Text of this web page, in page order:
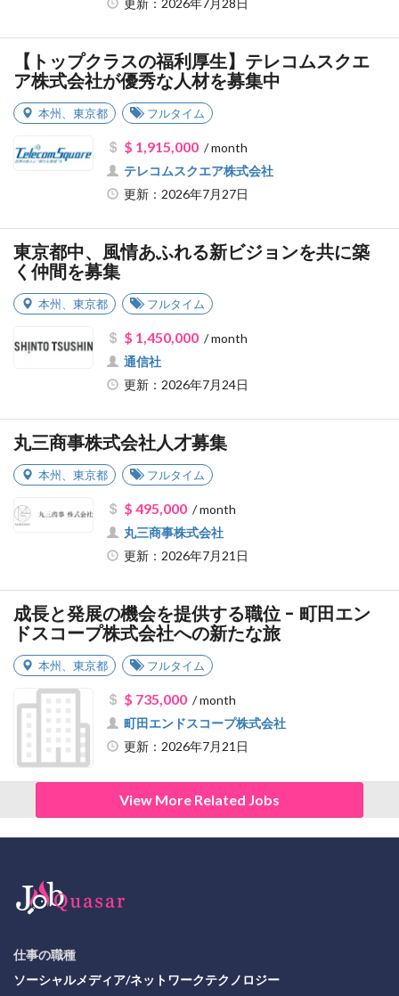
更新：2026年7月28日
【トップクラスの福利厚生】テレコムスクエ
ア株式会社が優秀な人材を募集中
本州 東京都 フルタイム
$ 1,915,000/ month
テレコムスクエア株式会社
更新：2026年7月27日
東京都中、風情あふれる新ビジョンを共に築
く仲間を募集
本州 東京都 フルタイム
$ 1,450,000/ month
通信社
更新：2026年7月24日
丸三商事株式会社人才募集
本州 東京都 フルタイム
$ 495,000/ month
丸三商事株式会社
更新：2026年7月21日
成長と発展の機会を提供する職位 - 町田エン
ドスコープ株式会社への新たな旅
本州 東京都 フルタイム
$ 735,000/ month
町田エンドスコープ株式会社
更新：2026年7月21日
View More Related Jobs
仕事の職種
ソーシャルメディア/ネットワークテクノロジー